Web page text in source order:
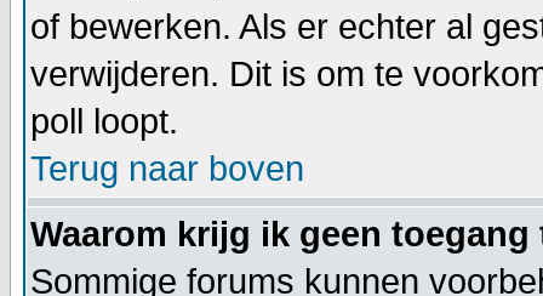
of bewerken. Als er echter al
verwijderen. Dit is om te
poll loopt.
Terug naar boven
Waarom krijg ik geen
Sommige forums kunnen